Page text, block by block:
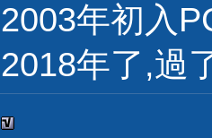
2003年初入
2018年了,過